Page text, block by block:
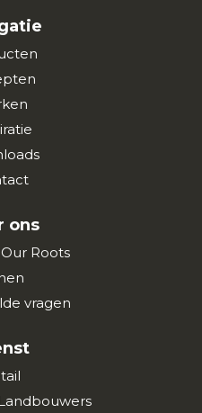
ons
Roots
vragen